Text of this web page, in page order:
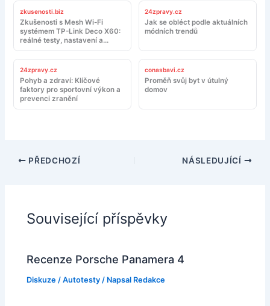
zkusenosti.biz
Zkušenosti s Mesh Wi-Fi
systémem TP-Link Deco X60:
reálné testy, nastavení a
doporučení
24zpravy.cz
Jak se obléct podle aktuálních
módních trendů
24zpravy.cz
Pohyb a zdraví: Klíčové
faktory pro sportovní výkon a
prevenci zranění
conasbavi.cz
Proměň svůj byt v útulný
domov
PŘEDCHOZÍ NÁSLEDUJÍCÍ
Související příspěvky
Recenze Porsche Panamera 4
Diskuze /Autotesty / Napsal Redakce